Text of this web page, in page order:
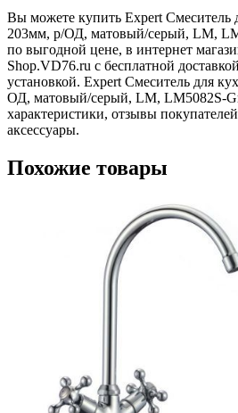
Вы можете купить Expert Смеситель
203мм, р/ОД, матовый/серый, LM,
по выгодной цене, в интернет
Shop.VD76.ru с бесплатной
установкой. Expert Смеситель для
ОД, матовый/серый, LM, LM5082S-
характеристики, отзывы
аксессуары.
Похожие товары